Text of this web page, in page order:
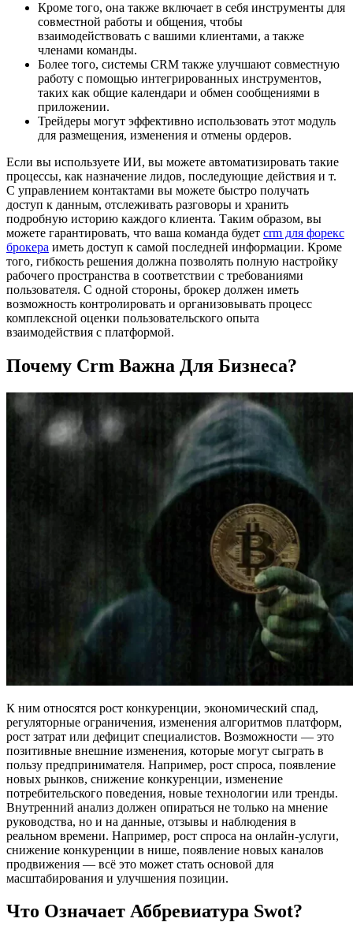
Кроме того, она также включает в себя инструменты для
совместной работы и общения, чтобы
взаимодействовать с вашими клиентами, а также
членами команды.
Более того, системы CRM также улучшают совместную
работу с помощью интегрированных инструментов,
таких как общие календари и обмен сообщениями в
приложении.
Трейдеры могут эффективно использовать этот модуль
для размещения, изменения и отмены ордеров.
Если вы используете ИИ, вы можете автоматизировать такие
процессы, как назначение лидов, последующие действия и т.
С управлением контактами вы можете быстро получать
доступ к данным, отслеживать разговоры и хранить
подробную историю каждого клиента. Таким образом, вы
можете гарантировать, что ваша команда будет crm для форекс
брокера иметь доступ к самой последней информации. Кроме
того, гибкость решения должна позволять полную настройку
рабочего пространства в соответствии с требованиями
пользователя. С одной стороны, брокер должен иметь
возможность контролировать и организовывать процесс
комплексной оценки пользовательского опыта
взаимодействия с платформой.
Почему Crm Важна Для Бизнеса?
К ним относятся рост конкуренции, экономический спад,
регуляторные ограничения, изменения алгоритмов платформ,
рост затрат или дефицит специалистов. Возможности — это
позитивные внешние изменения, которые могут сыграть в
пользу предпринимателя. Например, рост спроса, появление
новых рынков, снижение конкуренции, изменение
потребительского поведения, новые технологии или тренды.
Внутренний анализ должен опираться не только на мнение
руководства, но и на данные, отзывы и наблюдения в
реальном времени. Например, рост спроса на онлайн-услуги,
снижение конкуренции в нише, появление новых каналов
продвижения — всё это может стать основой для
масштабирования и улучшения позиции.
Что Означает Аббревиатура Swot?